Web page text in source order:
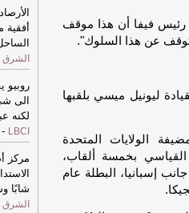
رئيس فيفا أن هذا موقف
عن هذا السلوك".
ليونيل ميسي بلقبها
الولايات المتحدة
القياسي بخمسة ألقاب،
إسبانيا، البطلة عام
15:15
الدولة
الأركان
15:13
الشرق
15:13
رئيس
15:07
شهيدا و174236 مصابا
الشرق
روبيو
الى
لكنه
LBCI
-
مركز
شابًا
الشرق